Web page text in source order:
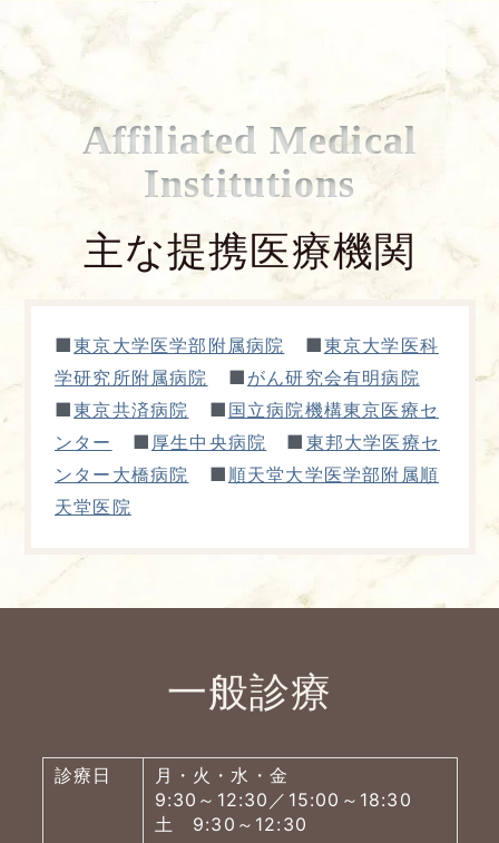
Affiliated Medical
Institutions
主な提携医療機関
■東京大学医学部附属病院 ■東京大学医科
学研究所附属病院
■ がん研究会有明病院
■東京共済病院 ■ 国立病院機構東京医療セ
ンター
■ 厚生中央病院 ■ 東邦大学医療セ
ンター大橋病院
■ 順天堂大学医学部附属順
天堂医院
一般診療
診療日
月・火・水・金
9:30～12:30／15:00～18:30
土 9:30～12:30